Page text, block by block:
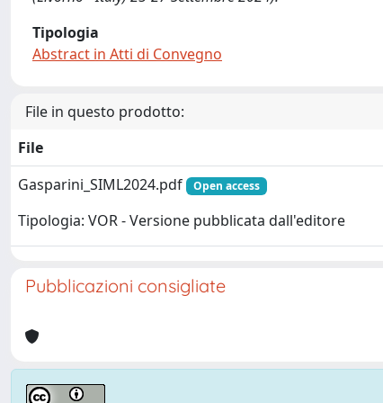
Tipologia
Abstract in Atti di Convegno
File in questo prodotto:
File
Gasparini_SIML2024.pdf
Open access
Tipologia: VOR - Versione pubblicata dall'editore
Pubblicazioni consigliate